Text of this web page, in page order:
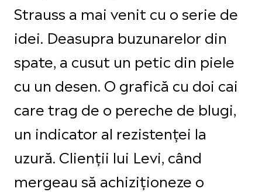
Strauss a mai venit cu o serie de
idei. Deasupra buzunarelor din
spate, a cusut un petic din piele
cu un desen. O grafică cu doi cai
care trag de o pereche de blugi,
un indicator al rezistenței la
uzură. Clienții lui Levi, când
mergeau să achiziționeze o